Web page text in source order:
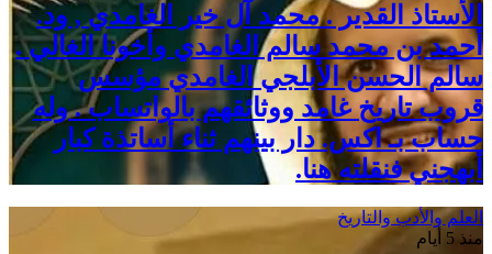
الأستاذ القدير . محمد آل خير الغامدي , ود.
أحمد بن محمد سالم الغامدي وأخونا الغالي .
سالم الحسن الأبلجي الغامدي مؤسس
قروب تاريخ غامد ووثائقهم بالواتساب . وله
حساب بـ اكس. دار بينهم ثناء أساتذة كبار
أبهجني فنقلته هنا.
العلم والأدب والتاريخ
منذ 5 أيام